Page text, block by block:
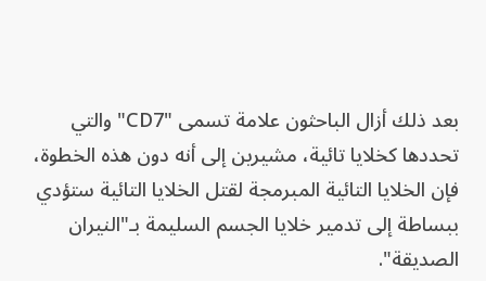
بعد ذلك أزال الباحثون علامة تسمى "CD7" والتي
تحددها كخلايا تائية، مشيرين إلى أنه دون هذه الخطوة،
فإن الخلايا التائية المبرمجة لقتل الخلايا التائية ستؤدي
ببساطة إلى تدمير خلايا الجسم السليمة بـ"النيران
الصديقة".